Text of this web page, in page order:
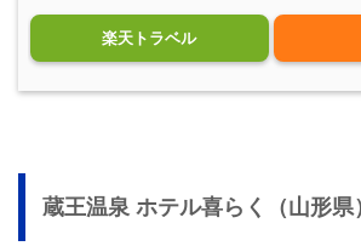
楽天トラベル
蔵王温泉 ホテル喜らく（山形県